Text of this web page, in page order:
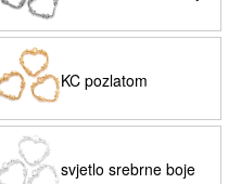
KC pozlatom
svjetlo srebrne boje